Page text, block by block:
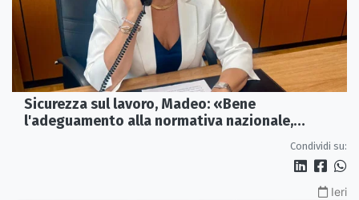
Sicurezza sul lavoro, Madeo: «Bene
l'adeguamento alla normativa nazionale,
Condividi su:
Ieri